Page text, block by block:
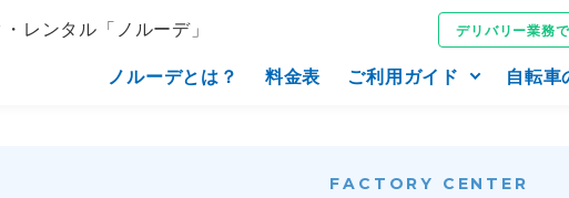
レンタル「ノルーデ」 デリバリー業務
ノルーデとは？ 料金表 ご利用ガイド 自転車
FACTORY CENTER